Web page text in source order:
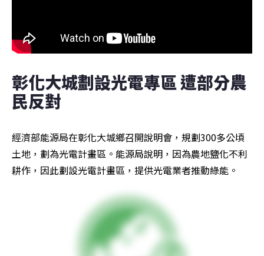
彰化大城劃設光電專區 遭部分農
民反對
經濟部能源局在彰化大城鄉召開說明會，規劃300多公頃
土地，劃為光電計畫區。能源局說明，因為農地鹽化不利
耕作，因此劃設光電計畫區，提供光電業者推動綠能。